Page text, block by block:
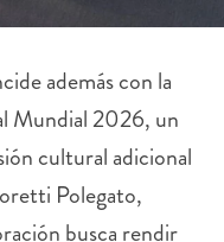
además con la
Mundial 2026, un
cultural adicional
Polegato,
busca rendir
fútbol representaba